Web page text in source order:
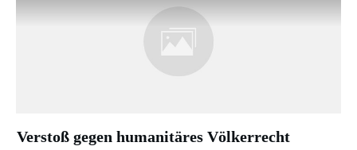
Verstoß gegen humanitäres Völkerrecht